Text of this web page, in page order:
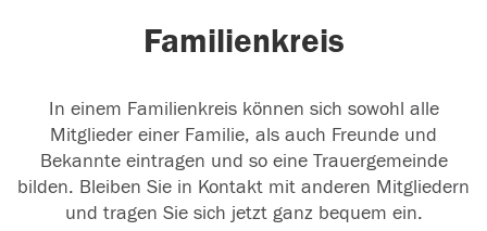
Familienkreis
In einem Familienkreis können sich sowohl alle
Mitglieder einer Familie, als auch Freunde und
Bekannte eintragen und so eine Trauergemeinde
bilden. Bleiben Sie in Kontakt mit anderen Mitgliedern
und tragen Sie sich jetzt ganz bequem ein.